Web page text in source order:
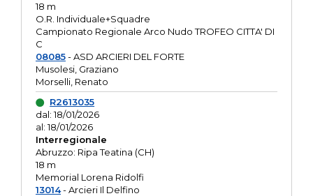
18 m
O.R. Individuale+Squadre
Campionato Regionale Arco Nudo TROFEO CITTA' DI
C
08085- ASD ARCIERI DEL FORTE
Musolesi, Graziano
Morselli, Renato
R2613035
dal: 18/01/2026
al: 18/01/2026
Interregionale
Abruzzo: Ripa Teatina (CH)
18 m
Memorial Lorena Ridolfi
13014- Arcieri Il Delfino